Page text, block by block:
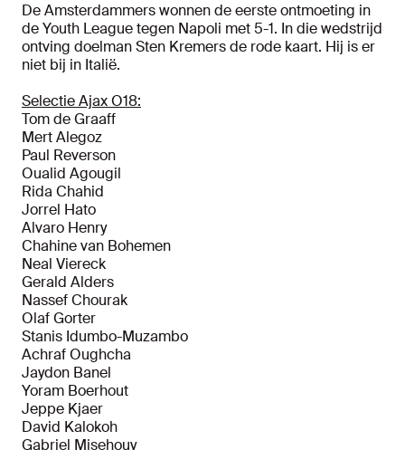
De Amsterdammers wonnen de eerste ontmoeting in
de Youth League tegen Napoli met 5-1. In die wedstrijd
ontving doelman Sten Kremers de rode kaart. Hij is er
niet bij in Italië.
Selectie Ajax O18:
Tom de Graaff
Mert Alegoz
Paul Reverson
Oualid Agougil
Rida Chahid
Jorrel Hato
Alvaro Henry
Chahine van Bohemen
Neal Viereck
Gerald Alders
Nassef Chourak
Olaf Gorter
Stanis Idumbo-Muzambo
Achraf Oughcha
Jaydon Banel
Yoram Boerhout
Jeppe Kjaer
David Kalokoh
Gabriel Misehouy